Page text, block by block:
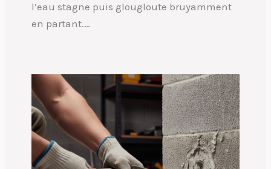
l’eau stagne puis glougloute bruyamment
en partant.…